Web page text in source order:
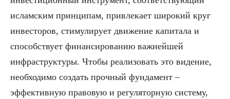
исламским принципам, привлекает широкий круг
инвесторов, стимулирует движение капитала и
способствует финансированию важнейшей
инфраструктуры. Чтобы реализовать это видение,
необходимо создать прочный фундамент –
эффективную правовую и регуляторную систему,